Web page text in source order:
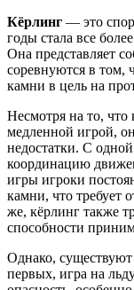
Кёрлинг — это
годы стала все
Она представляет
соревнуются в том,
камни в цель на
Несмотря на то, что
медленной игрой,
недостатки. С
координацию
игры игроки
камни, что требует
же, кёрлинг также
способности
Однако,
первых, игра на